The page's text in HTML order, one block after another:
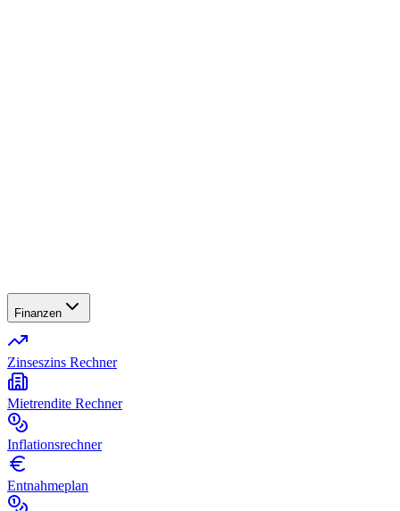
Finanzen
Zinseszins Rechner
Mietrendite Rechner
Inflationsrechner
Entnahmeplan